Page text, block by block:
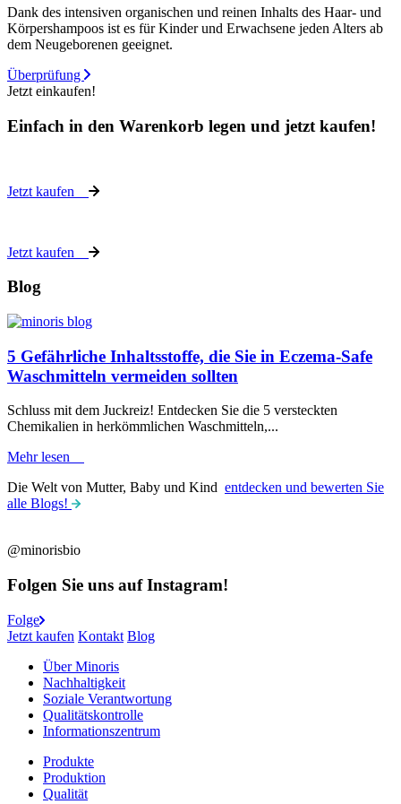
Dank des intensiven organischen und reinen Inhalts des Haar- und
Körpershampoos ist es für Kinder und Erwachsene jeden Alters ab
dem Neugeborenen geeignet.
Überprüfung
Jetzt einkaufen!
Einfach in den Warenkorb legen und jetzt kaufen!
Jetzt kaufen
Jetzt kaufen
Blog
5 Gefährliche Inhaltsstoffe, die Sie in Eczema-Safe
Waschmitteln vermeiden sollten
Schluss mit dem Juckreiz! Entdecken Sie die 5 versteckten
Chemikalien in herkömmlichen Waschmitteln,...
Mehr lesen
Die Welt von Mutter, Baby und Kind ​​ entdecken und bewerten Sie
alle Blogs!
@minorisbio
Folgen Sie uns auf Instagram!
Folge
Jetzt kaufen Kontakt Blog
Über Minoris
Nachhaltigkeit
Soziale Verantwortung
Qualitätskontrolle
Informationszentrum
Produkte
Produktion
Qualität